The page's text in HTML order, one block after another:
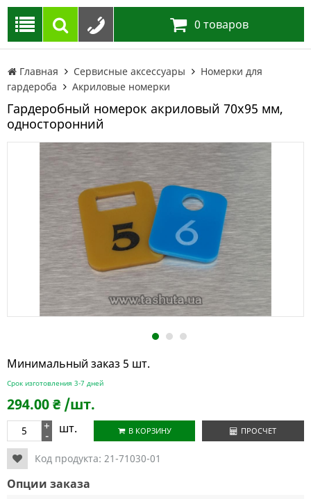
0 товаров
Главная Сервисные аксессуары
Номерки для
гардероба
Акриловые номерки
Гардеробный номерок акриловый 70х95 мм,
односторонний
1 2 3
Минимальный заказ 5 шт.
Срок изготовления 3-7 дней
294.00₴ /шт.
+
- шт. В КОРЗИНУ ПРОСЧЕТ
Код продукта: 21-71030-01
Опции заказа